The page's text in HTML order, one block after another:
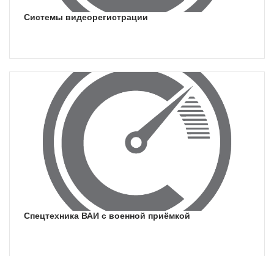
системы видеорегистрации
спецтехника ВАИ с военной приёмкой